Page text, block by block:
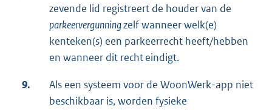
zevende lid registreert de houder van de
parkeervergunningzelf wanneer welk(e)
kenteken(s) een parkeerrecht heeft/hebben
en wanneer dit recht eindigt.
9.
Als een systeem voor de WoonWerk-app niet
beschikbaar is, worden fysieke